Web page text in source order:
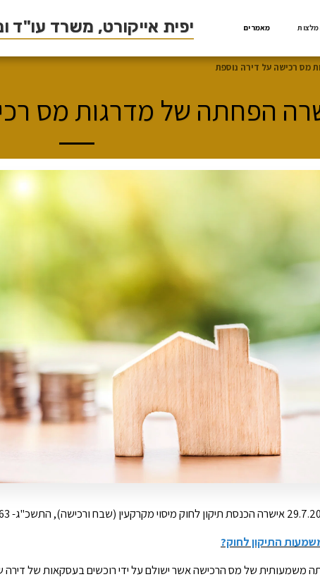
מאמרים יפית אייקורט, משרד עו"ד
מס רכישה על דירה נוספת
הפחתה של מדרגות מס
התיקון לחוק?
משמעותית של מס הרכישה אשר ישולם על ידי רוכשים בעסקאות של דירה